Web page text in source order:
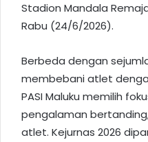
Stadion Mandala
Rabu (24/6/2026).
Berbeda dengan
membebani atlet
PASI Maluku memilih
pengalaman
atlet. Kejurnas 2026